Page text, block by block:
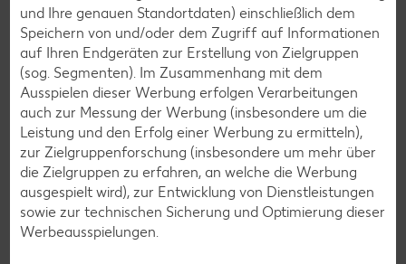
Weitere interessante
Rezeptkategorien
Burger-Rezepte
Pizza-Rezepte
Pasta-Rezepte
Sushi-Rezepte
und Ihre genauen Standortdaten) einschließlich dem
Speichern von und/oder dem Zugriff auf Informationen
auf Ihren Endgeräten zur Erstellung von Zielgruppen
(sog. Segmenten). Im Zusammenhang mit dem
Ausspielen dieser Werbung erfolgen Verarbeitungen
auch zur Messung der Werbung (insbesondere um die
Leistung und den Erfolg einer Werbung zu ermitteln),
zur Zielgruppenforschung (insbesondere um mehr über
die Zielgruppen zu erfahren, an welche die Werbung
ausgespielt wird), zur Entwicklung von Dienstleistungen
sowie zur technischen Sicherung und Optimierung dieser
Werbeausspielungen.